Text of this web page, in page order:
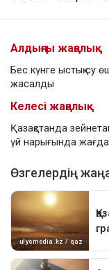
Алдыңғы жаңалық
Бес күнге ыстық су
жасалды
Келесі жаңалық
Қазақстанда
үй нарығында